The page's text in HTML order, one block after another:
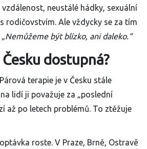
neustálé hádky, sexuální
rodičovstvím. Ale vždycky se za tím
„Nemůžeme být blízko, ani daleko.“
dostupná?
terapie je v Česku stále
lidí ji považuje za „poslední
až po letech problémů. To ztěžuje
roste. V Praze, Brně, Ostravě